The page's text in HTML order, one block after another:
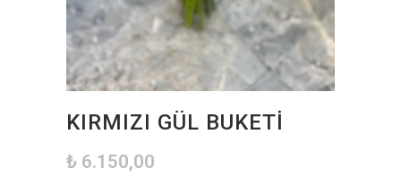
KIRMIZI GÜL BUKETI
₺ 6.150,00